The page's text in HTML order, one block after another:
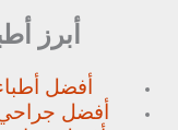
أبرز
أفضل
أفضل جراحي